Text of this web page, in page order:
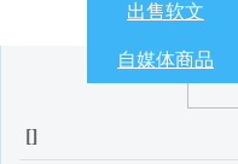
出售软文
自媒体商品
[]